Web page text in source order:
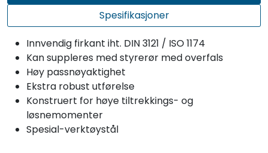
Spesifikasjoner
Innvendig firkant iht. DIN 3121 / ISO 1174
Kan suppleres med styrerør med overfals
Høy passnøyaktighet
Ekstra robust utførelse
Konstruert for høye tiltrekkings- og
løsnemomenter
Spesial-verktøystål